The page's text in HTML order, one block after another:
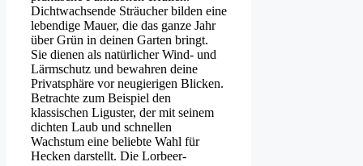
Dichtwachsende Sträucher bilden eine
lebendige Mauer, die das ganze Jahr
über Grün in deinen Garten bringt.
Sie dienen als natürlicher Wind- und
Lärmschutz und bewahren deine
Privatsphäre vor neugierigen Blicken.
Betrachte zum Beispiel den
klassischen Liguster, der mit seinem
dichten Laub und schnellen
Wachstum eine beliebte Wahl für
Hecken darstellt. Die Lorbeer-